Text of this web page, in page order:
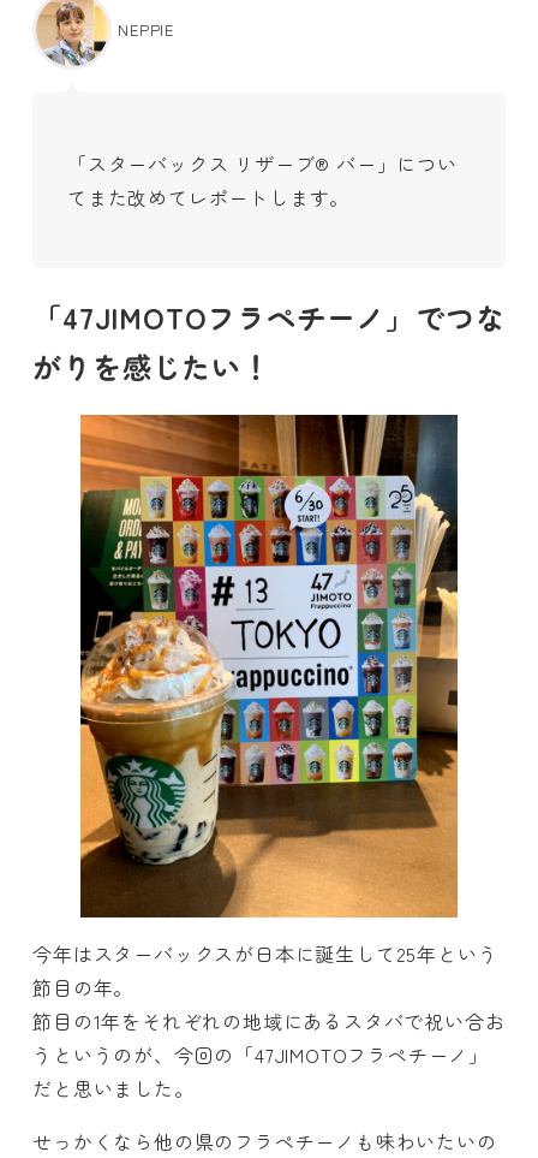
NEPPIE
「スターバックス リザーブ® バー」につい
てまた改めてレポートします。
「47JIMOTOフラペチーノ」でつな
がりを感じたい！
今年はスターバックスが日本に誕生して25年という
節目の年。
節目の1年をそれぞれの地域にあるスタバで祝い合お
うというのが、今回の「47JIMOTOフラペチーノ」
だと思いました。
せっかくなら他の県のフラペチーノも味わいたいの